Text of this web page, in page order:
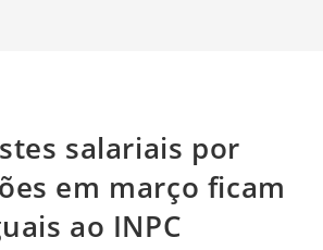
salariais por
em março ficam
ao INPC